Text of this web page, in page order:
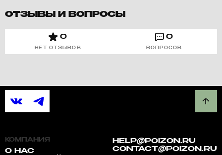
ОТЗЫВЫ И ВОПРОСЫ
0
НЕТ ОТЗЫВОВ
0
ВОПРОСОВ
КОМПАНИЯ
О НАС
HELP@POIZON.RU
CONTACT@POIZON.RU